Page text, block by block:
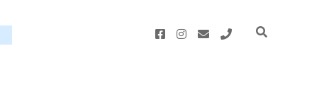
facebookinstagram
emailphone